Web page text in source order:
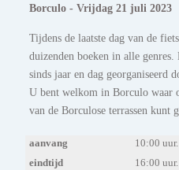
Borculo - Vrijdag 21 juli 2023
Tijdens de laatste dag van de
duizenden boeken in alle
sinds jaar en dag georganiseerd
U bent welkom in Borculo waar
van de Borculose terrassen kunt
aanvang
10:00 uur.
eindtijd
16:00 uur.